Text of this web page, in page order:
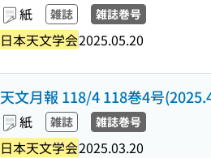
紙 雑誌 雑誌巻号
日本天文学会2025.05.20
天文月報 118/4 118巻4号
紙 雑誌 雑誌巻号
日本天文学会2025.03.20